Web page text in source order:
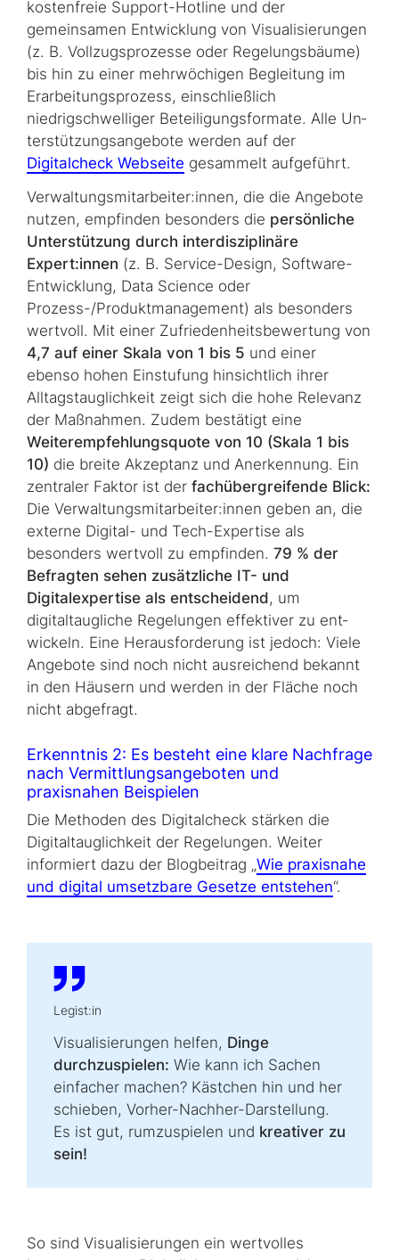
kostenfreie Support-Hotline und der
gemeinsamen Entwicklung von Visualisierungen
(z. B. Vollzugsprozesse oder Regelungsbäume)
bis hin zu einer mehrwöchigen Begleitung im
Erarbeitungsprozess, einschließlich
niedrigschwelliger Beteiligungsformate. Alle Un­
ter­stüt­zungs­an­ge­bo­te werden auf der
Digitalcheck Webseite gesammelt aufgeführt.
Verwaltungsmitarbeiter:innen, die die Angebote
nutzen, empfinden besonders die per­sön­liche
Unterstützung durch interdisziplinäre
Expert:innen (z. B. Service-Design, Software-
Entwicklung, Data Science oder
Prozess-/Produktmanagement) als besonders
wertvoll. Mit einer Zufriedenheitsbewertung von
4,7 auf einer Skala von 1 bis 5 und einer
ebenso hohen Einstufung hinsichtlich ihrer
Alltagstauglichkeit zeigt sich die hohe Re­le­vanz
der Maßnahmen. Zudem bestätigt eine
Weiterempfehlungsquote von 10 (Skala 1 bis
10) die breite Akzeptanz und Anerkennung. Ein
zentraler Faktor ist der fachübergreifende Blick:
Die Verwaltungsmitarbeiter:innen geben an, die
externe Digital- und Tech-Expertise als
besonders wertvoll zu empfinden. 79 % der
Befragten sehen zusätzliche IT- und
Digitalexpertise als entscheidend, um
digitaltaugliche Regelungen effektiver zu ent­
wick­eln. Eine Herausforderung ist jedoch: Viele
Angebote sind noch nicht ausreichend be­kannt
in den Häusern und werden in der Fläche noch
nicht abgefragt.
Erkenntnis 2: Es besteht eine klare Nachfrage
nach Vermittlungsangeboten und
praxisnahen Beispielen
Die Methoden des Digitalcheck stärken die
Digitaltauglichkeit der Regelungen. Weiter
informiert dazu der Blogbeitrag „Wie praxisnahe
und digital umsetzbare Gesetze entstehen“.
Legist:in
Visualisierungen helfen, Dinge
durchzuspielen: Wie kann ich Sachen
einfacher machen? Kästchen hin und her
schieben, Vorher-Nachher-Darstellung.
Es ist gut, rumzuspielen und kreativer zu
sein!
So sind Visualisierungen ein wertvolles